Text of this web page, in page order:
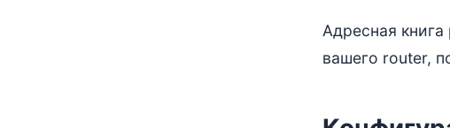
Адресная
вашего router,